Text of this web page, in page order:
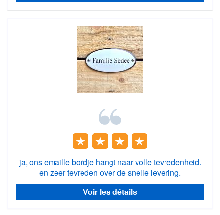
ja, ons emaille bordje hangt naar volle tevredenheid.
en zeer tevreden over de snelle levering.
Voir les détails